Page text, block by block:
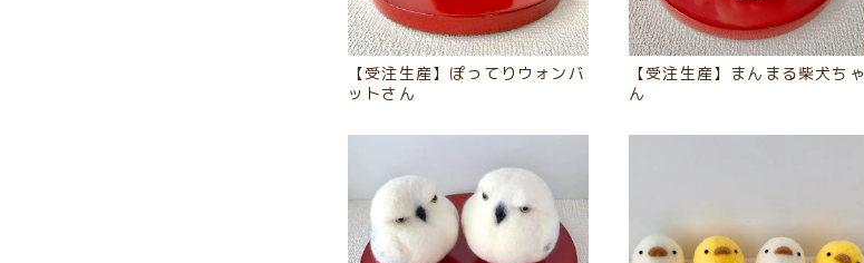
【受注生産】ぽってりウォンバ
ットさん
【受注生産】まんまる柴犬ちゃ
ん